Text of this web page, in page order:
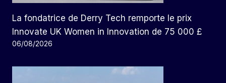
La fondatrice de Derry Tech remporte le prix
Innovate UK Women in Innovation de 75 000 £
06/08/2026